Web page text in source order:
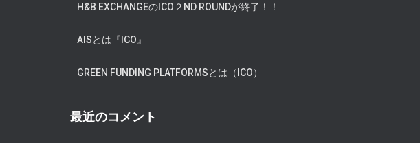
H&B EXCHANGEのICO２ND ROUNDが終了！！
AISとは『ICO』
GREEN FUNDING PLATFORMSとは（ICO）
最近のコメント